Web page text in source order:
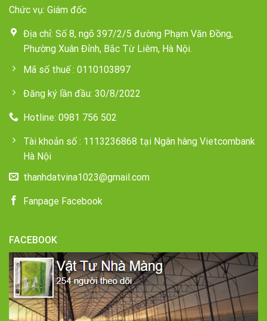
Chức vụ: Giám đốc
Địa chỉ: Số 8, ngõ 397/2/5 đường Phạm Văn Đồng,
Phường Xuân Đỉnh, Bắc Từ Liêm, Hà Nội.
Mã số thuế : 0110103897
Đăng ký lần đầu: 30/8/2022
Hotline: 0981 756 502
Tài khoản số : 1113236868 tại Ngân hàng Vietcombank
Hà Nội
thanhdatvina1023@gmail.com
Fanpage Facebook
FACEBOOK